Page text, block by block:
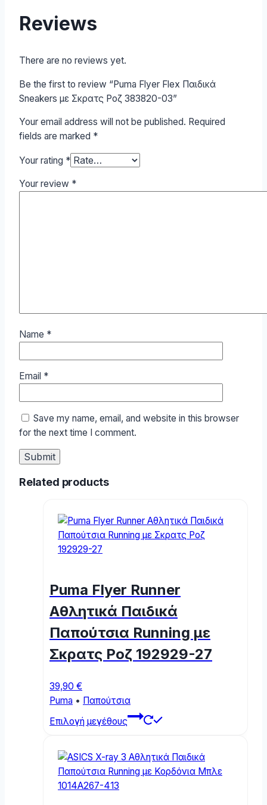
Reviews
There are no reviews yet.
Be the first to review “Puma Flyer Flex Παιδικά
Sneakers με Σκρατς Ροζ 383820-03”
Your email address will not be published. Required
fields are marked *
Your rating *
Your review *
Name *
Email *
Save my name, email, and website in this browser
for the next time I comment.
Related products
Puma Flyer Runner
Αθλητικά Παιδικά
Παπούτσια Running με
Σκρατς Ροζ 192929-27
39,90 €
Puma • Παπούτσια
Επιλογή μεγέθους
This
multiple
variants.